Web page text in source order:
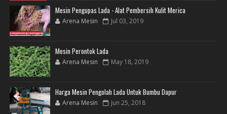
Mesin Pengupas Lada - Alat Pembersih Kulit Merica
Arena Mesin Jul 03, 2019
Mesin Perontok Lada
Arena Mesin May 18, 2019
Harga Mesin Pengolah Lada Untuk Bumbu Dapur
Arena Mesin Jun 25, 2018